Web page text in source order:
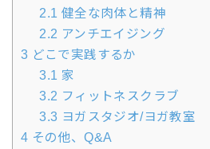
2.1 健全な肉体と精神
2.2 アンチエイジング
3 どこで実践するか
3.1 家
3.2 フィットネスクラブ
3.3 ヨガスタジオ/ヨガ教室
4 その他、Q&A